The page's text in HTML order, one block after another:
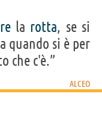
la rotta, se si
quando si è per
che c'è.”
ALCEO